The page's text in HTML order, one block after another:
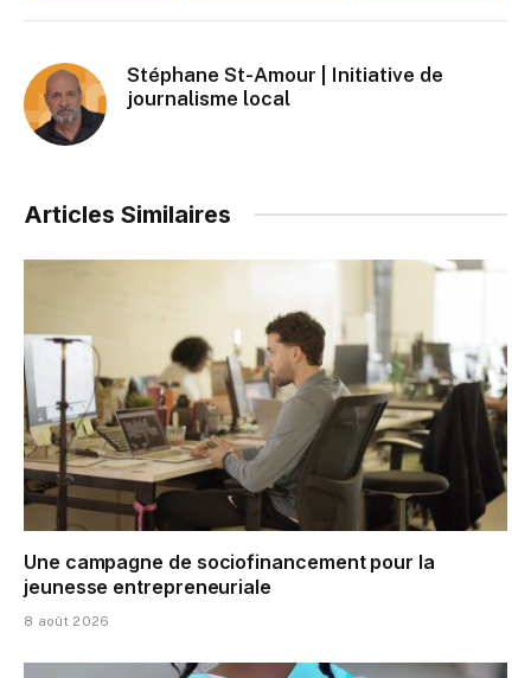
Stéphane St-Amour | Initiative de
journalisme local
Articles Similaires
Une campagne de sociofinancement pour la
jeunesse entrepreneuriale
8 août 2026